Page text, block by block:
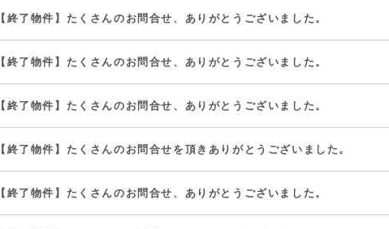
【終了物件】たくさんのお問合せ、ありがとうございました。
【終了物件】たくさんのお問合せ、ありがとうございました。
【終了物件】たくさんのお問合せ、ありがとうございました。
【終了物件】たくさんのお問合せを頂きありがとうございました。
【終了物件】たくさんのお問合せ、ありがとうございました。